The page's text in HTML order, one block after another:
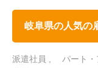
岐阜県の人気の
派遣社員 パート・